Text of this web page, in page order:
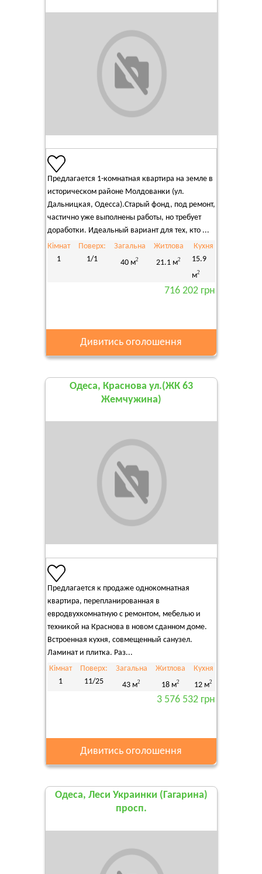
Предлагается 1-комнатная квартира на земле в
историческом районе Молдованки (ул.
Дальницкая, Одесса).Старый фонд, под ремонт,
частично уже выполнены работы, но требует
доработки. Идеальный вариант для тех, кто ...
Кімнат
1
Поверх:
1/1
Загальна
40 м2
Житлова
21.1 м2
Кухня
15.9
м2
716 202 грн
Дивитись оголошення
Одеса, Краснова ул.(ЖК 63
Жемчужина)
Предлагается к продаже однокомнатная
квартира, перепланированная в
евродвухкомнатную с ремонтом, мебелью и
техникой на Краснова в новом сданном доме.
Встроенная кухня, совмещенный санузел.
Ламинат и плитка. Раз...
Кімнат
1
Поверх:
11/25
Загальна
43 м2
Житлова
18 м2
Кухня
12 м2
3 576 532 грн
Дивитись оголошення
Одеса, Леси Украинки (Гагарина)
просп.